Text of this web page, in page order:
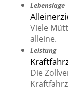
Lebenslage
Viele
alleine.
Leistung
Die